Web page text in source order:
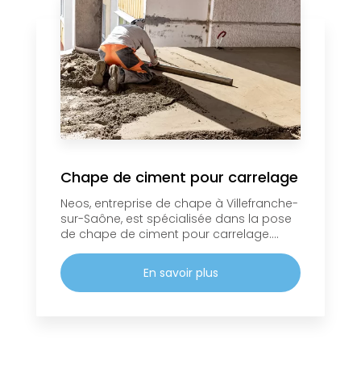
Chape de ciment pour carrelage
Neos, entreprise de chape à Villefranche-
sur-Saône, est spécialisée dans la pose
de chape de ciment pour carrelage....
En savoir plus